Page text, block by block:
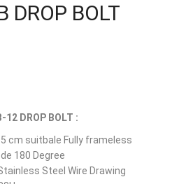
DROP BOLT
DROP BOLT :
cm suitbale Fully frameless
180 Degree
Steel Wire Drawing